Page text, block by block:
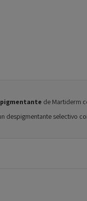
de Martiderm
despigmentante selectivo